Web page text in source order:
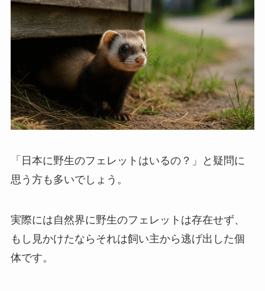
「日本に野生のフェレットはいるの？」と疑問に
思う方も多いでしょう。
実際には自然界に野生のフェレットは存在せず、
もし見かけたならそれは飼い主から逃げ出した個
体です。